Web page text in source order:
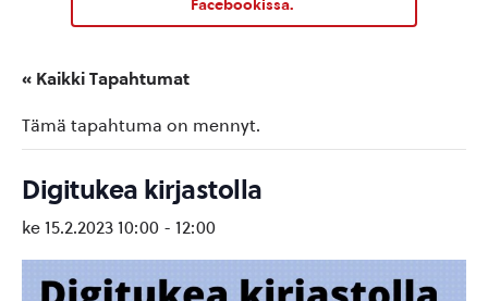
Facebookissa.
« Kaikki Tapahtumat
Tämä tapahtuma on mennyt.
Digitukea kirjastolla
ke 15.2.2023 10:00 - 12:00